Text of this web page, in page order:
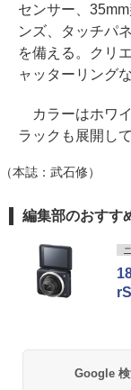
センサー、
ンズ、タッチパ
を備える。クリ
ャッターリング
カラーはホワ
ラックも展開して
（本誌：武石修）
編集部のおすす
Google 検